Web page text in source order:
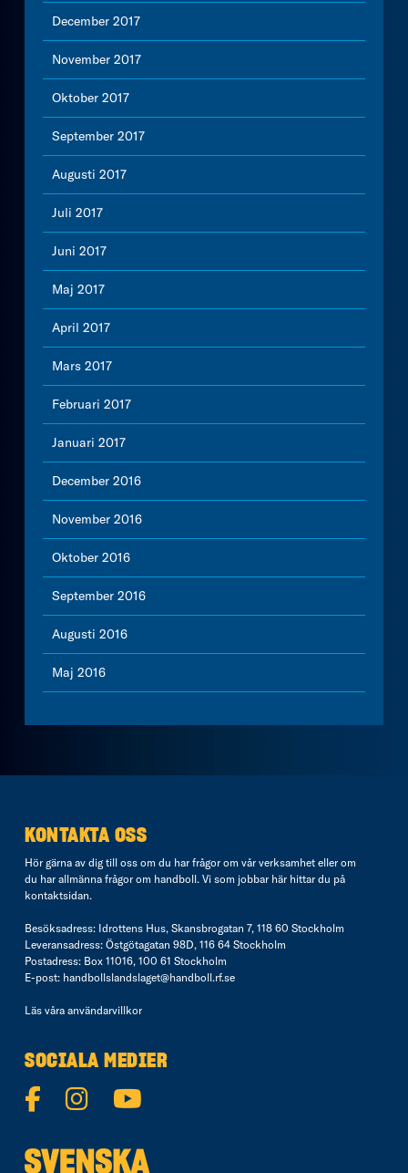
December 2017
November 2017
Oktober 2017
September 2017
Augusti 2017
Juli 2017
Juni 2017
Maj 2017
April 2017
Mars 2017
Februari 2017
Januari 2017
December 2016
November 2016
Oktober 2016
September 2016
Augusti 2016
Maj 2016
KONTAKTA OSS
Hör gärna av dig till oss om du har frågor om vår verksamhet eller om
du har allmänna frågor om handboll. Vi som jobbar här hittar du på
kontaktsidan.
Besöksadress: Idrottens Hus, Skansbrogatan 7, 118 60 Stockholm
Leveransadress: Östgötagatan 98D, 116 64 Stockholm
Postadress: Box 11016, 100 61 Stockholm
E-post: handbollslandslaget@handboll.rf.se
Läs våra användarvillkor
SOCIALA MEDIER